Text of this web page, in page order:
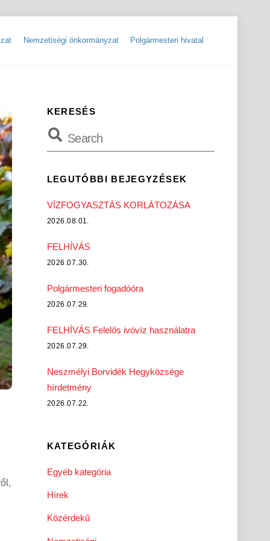
Nemzetiségi önkormányzat Polgármesteri hivatal
KERESÉS
LEGUTÓBBI BEJEGYZÉSEK
VÍZFOGYASZTÁS KORLÁTOZÁSA
2026.08.01.
FELHÍVÁS
2026.07.30.
Polgármesteri fogadóóra
2026.07.29.
FELHÍVÁS Felelős ivóvíz használatra
2026.07.29.
Neszmélyi Borvidék Hegyközsége
hírdetmény
2026.07.22.
KATEGÓRIÁK
Egyéb kategória
Hírek
Közérdekű